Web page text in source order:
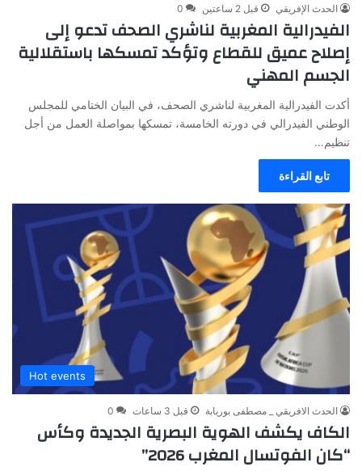
الحدث الإفريقي قبل 2 ساعتين 0
الفيدرالية المغربية لناشري الصحف تدعو إلى
إصلاح عميق للقطاع وتؤكد تمسكها باستقلالية
الجسم المهني
أكدت الفيدرالية المغربية لناشري الصحف، في البيان الختامي للمجلس
الوطني الفيدرالي في دورته الخامسة، تمسكها بمواصلة العمل من أجل
تنظيم…
تابع القراءة
Hot events
الحدث الافريقي _ مصطفى بوريابة قبل 3 ساعات 0
الكاف يكشف الهوية البصرية الجديدة وكأس
“كان الفوتسال المغرب 2026”